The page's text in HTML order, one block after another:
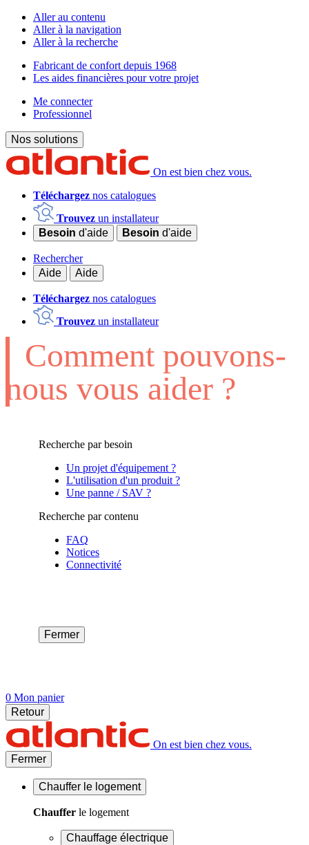
Aller au contenu
Aller à la navigation
Aller à la recherche
Fabricant de confort depuis 1968
Les aides financières pour votre projet
Me connecter
Professionnel
Nos solutions
On est bien chez vous.
Téléchargez nos catalogues
Trouvez un installateur
Besoin d'aide Besoin d'aide
Rechercher
Aide
Aide
Téléchargez nos catalogues
Trouvez un installateur
Comment pouvons-
nous vous aider ?
Recherche par besoin
Un projet d'équipement ?
L'utilisation d'un produit ?
Une panne / SAV ?
Recherche par contenu
FAQ
Notices
Connectivité
Fermer
0 Mon panier
Retour
On est bien chez vous.
Fermer
Chauffer le logement
Chauffer le logement
Chauffage électrique